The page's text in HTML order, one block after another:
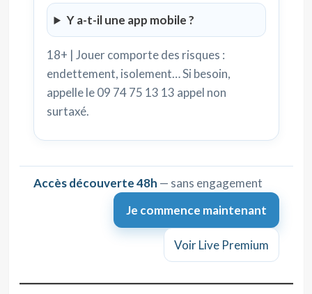
Y a-t-il une app mobile ?
18+ | Jouer comporte des risques :
endettement, isolement… Si besoin,
appelle le 09 74 75 13 13 appel non
surtaxé.
Accès découverte 48h — sans engagement
Je commence maintenant
Voir Live Premium